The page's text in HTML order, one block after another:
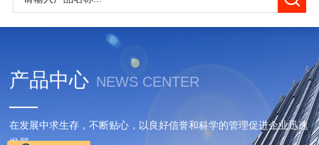
产品中心 NEWS CENTER
在发展中求生存，不断贴心，以良好信誉和科学的管理促进企业迅速
发展